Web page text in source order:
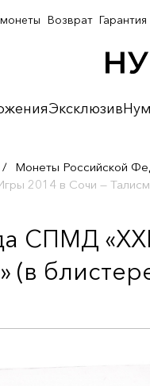
Эксклюзив
Возврат
/ Монеты Российской
2014 в Сочи —
СПМД